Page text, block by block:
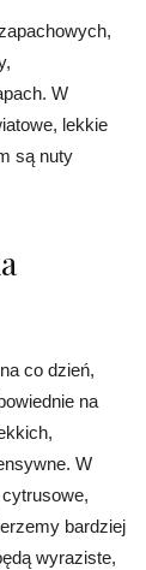
W
lekkie
są nuty
co dzień,
na
W
bardziej
wyraziste,